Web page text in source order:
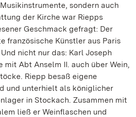
sondern auch
der Kirche war Riepps
Geschmack gefragt: Der
französische Künstler aus Paris
nicht nur das: Karl Joseph
mit Abt Anselm II. auch über Wein,
Riepp besaß eigene
und unterhielt als königlicher
in Stockach. Zusammen mit
ließ er Weinflaschen und